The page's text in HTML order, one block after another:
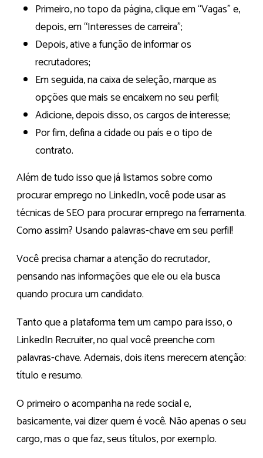
Primeiro, no topo da página, clique em “Vagas” e,
depois, em “Interesses de carreira”;
Depois, ative a função de informar os
recrutadores;
Em seguida, na caixa de seleção, marque as
opções que mais se encaixem no seu perfil;
Adicione, depois disso, os cargos de interesse;
Por fim, defina a cidade ou país e o tipo de
contrato.
Além de tudo isso que já listamos sobre como
procurar emprego no LinkedIn, você pode usar as
técnicas de SEO para procurar emprego na ferramenta.
Como assim? Usando palavras-chave em seu perfil!
Você precisa chamar a atenção do recrutador,
pensando nas informações que ele ou ela busca
quando procura um candidato.
Tanto que a plataforma tem um campo para isso, o
LinkedIn Recruiter, no qual você preenche com
palavras-chave. Ademais, dois itens merecem atenção:
títuloeresumo.
O primeiro o acompanha na rede social e,
basicamente, vai dizer quem é você. Não apenas o seu
cargo, mas o que faz, seus títulos, por exemplo.